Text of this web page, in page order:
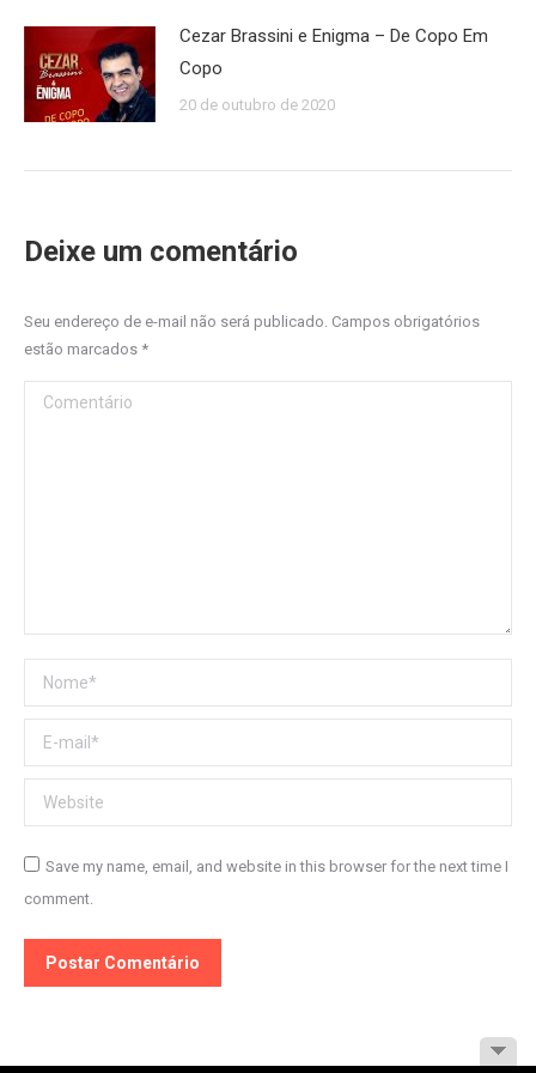
Cezar Brassini e Enigma – De Copo Em
Copo
20 de outubro de 2020
Deixe um comentário
Seu endereço de e-mail não será publicado. Campos obrigatórios
estão marcados *
Comentário
Nome *
E-mail *
Website
Save my name, email, and website in this browser for the next time I
comment.
Postar Comentário